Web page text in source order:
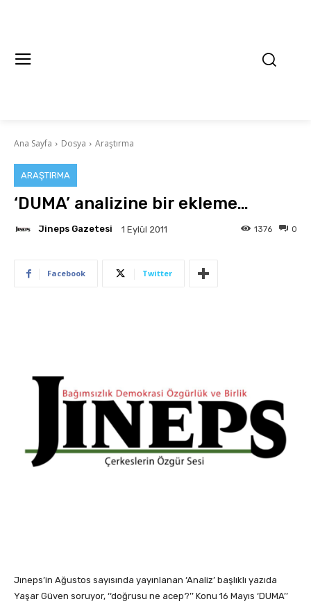
Ana Sayfa Dosya Araştırma
ARAŞTIRMA
‘DUMA’ analizine bir ekleme…
Jineps Gazetesi 1 Eylül 2011 0
1376
Facebook Twitter
Jıneps’in Ağustos sayısında yayınlanan ‘Analiz’ başlıklı yazıda
Yaşar Güven soruyor, ‘‘doğrusu ne acep?’’ Konu 16 Mayıs ‘DUMA’’